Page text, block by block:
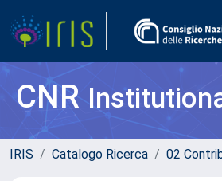
CNR
IRIS Catalogo Ricerca 02